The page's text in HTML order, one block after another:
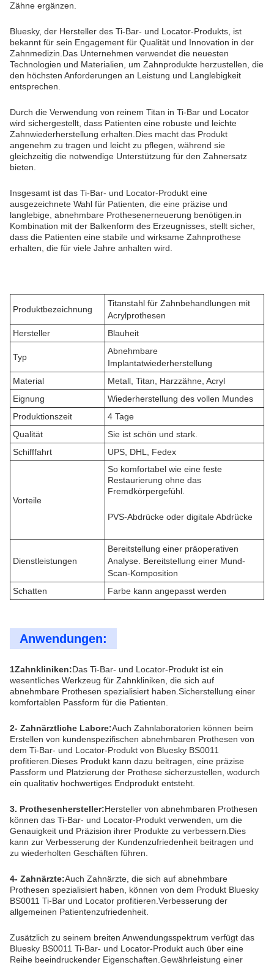
Zähne ergänzen.
Bluesky, der Hersteller des Ti-Bar- und Locator-Produkts, ist
bekannt für sein Engagement für Qualität und Innovation in der
Zahnmedizin.Das Unternehmen verwendet die neuesten
Technologien und Materialien, um Zahnprodukte herzustellen, die
den höchsten Anforderungen an Leistung und Langlebigkeit
entsprechen.
Durch die Verwendung von reinem Titan in Ti-Bar und Locator
wird sichergestellt, dass Patienten eine robuste und leichte
Zahnwiederherstellung erhalten.Dies macht das Produkt
angenehm zu tragen und leicht zu pflegen, während sie
gleichzeitig die notwendige Unterstützung für den Zahnersatz
bieten.
Insgesamt ist das Ti-Bar- und Locator-Produkt eine
ausgezeichnete Wahl für Patienten, die eine präzise und
langlebige, abnehmbare Prothesenerneuerung benötigen.in
Kombination mit der Balkenform des Erzeugnisses, stellt sicher,
dass die Patienten eine stabile und wirksame Zahnprothese
erhalten, die für viele Jahre anhalten wird.
Produktbezeichnung
Titanstahl für Zahnbehandlungen mit
Acrylprothesen
Hersteller
Blauheit
Typ
Abnehmbare
Implantatwiederherstellung
Material
Metall, Titan, Harzzähne, Acryl
Eignung
Wiederherstellung des vollen Mundes
Produktionszeit
4 Tage
Qualität
Sie ist schön und stark.
Schifffahrt
UPS, DHL, Fedex
Vorteile
So komfortabel wie eine feste
Restaurierung ohne das
Fremdkörpergefühl.
PVS-Abdrücke oder digitale Abdrücke
Dienstleistungen
Bereitstellung einer präoperativen
Analyse. Bereitstellung einer Mund-
Scan-Komposition
Schatten
Farbe kann angepasst werden
Anwendungen:
1Zahnkliniken:Das Ti-Bar- und Locator-Produkt ist ein
wesentliches Werkzeug für Zahnkliniken, die sich auf
abnehmbare Prothesen spezialisiert haben.Sicherstellung einer
komfortablen Passform für die Patienten.
2- Zahnärztliche Labore:Auch Zahnlaboratorien können beim
Erstellen von kundenspezifischen abnehmbaren Prothesen von
dem Ti-Bar- und Locator-Produkt von Bluesky BS0011
profitieren.Dieses Produkt kann dazu beitragen, eine präzise
Passform und Platzierung der Prothese sicherzustellen, wodurch
ein qualitativ hochwertiges Endprodukt entsteht.
3. Prothesenhersteller:Hersteller von abnehmbaren Prothesen
können das Ti-Bar- und Locator-Produkt verwenden, um die
Genauigkeit und Präzision ihrer Produkte zu verbessern.Dies
kann zur Verbesserung der Kundenzufriedenheit beitragen und
zu wiederholten Geschäften führen.
4- Zahnärzte:Auch Zahnärzte, die sich auf abnehmbare
Prothesen spezialisiert haben, können von dem Produkt Bluesky
BS0011 Ti-Bar und Locator profitieren.Verbesserung der
allgemeinen Patientenzufriedenheit.
Zusätzlich zu seinem breiten Anwendungsspektrum verfügt das
Bluesky BS0011 Ti-Bar- und Locator-Produkt auch über eine
Reihe beeindruckender Eigenschaften.Gewährleistung einer